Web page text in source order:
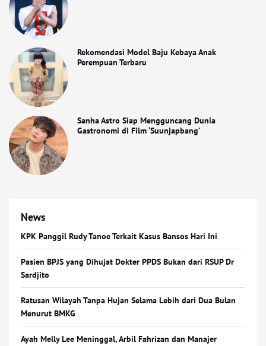
Rekomendasi Model Baju Kebaya Anak
Perempuan Terbaru
Sanha Astro Siap Mengguncang Dunia
Gastronomi di Film ‘Suunjapbang’
News
KPK Panggil Rudy Tanoe Terkait Kasus Bansos Hari Ini
Pasien BPJS yang Dihujat Dokter PPDS Bukan dari RSUP Dr
Sardjito
Ratusan Wilayah Tanpa Hujan Selama Lebih dari Dua Bulan
Menurut BMKG
Ayah Melly Lee Meninggal, Arbil Fahrizan dan Manajer